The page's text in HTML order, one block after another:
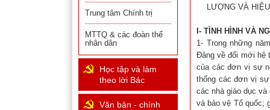
LƯỢNG VÀ
I- TÌNH HÌNH VÀ
1- Trong những
Đảng về đổi mới hệ
của các đơn vị sự
thống các đơn vị
các nhà giáo dục
và bảo vệ Tổ quốc;
Trung tâm Chính trị
MTTQ & các đoàn thể
nhân dân
Học tập và làm
theo lời Bác
Văn bản - chính